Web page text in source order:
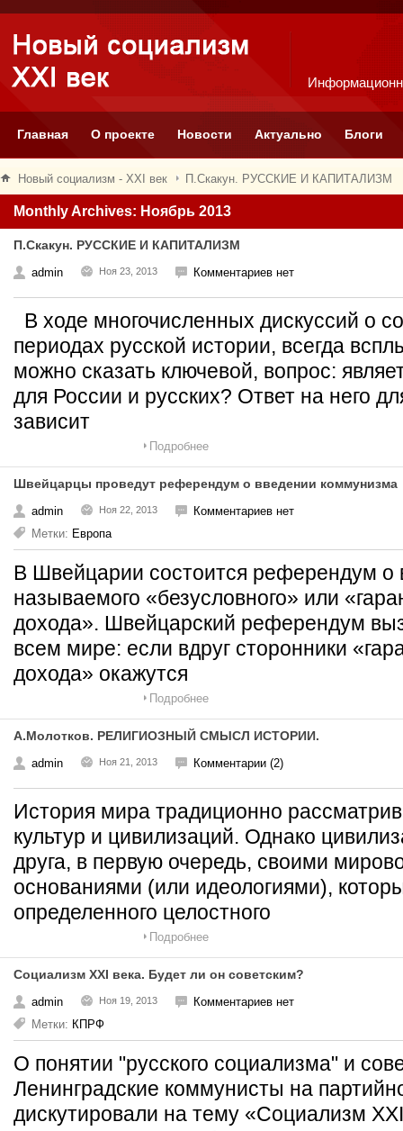
Главная О проекте Новости Актуально Блоги
Новый социализм - XXI век П.Скакун. РУССКИЕ И КАПИТАЛИЗМ
Monthly Archives: Ноябрь 2013
П.Скакун. РУССКИЕ И КАПИТАЛИЗМ
admin Ноя 23, 2013 Комментариев нет
В ходе многочисленных дискуссий о
периодах русской истории, всегда
можно сказать ключевой, вопрос:
для России и русских? Ответ на него
зависит
Подробнее
Швейцарцы проведут референдум о введении коммунизма
admin Ноя 22, 2013
Комментариев нет
Метки: Европа
В Швейцарии состоится референдум о
называемого «безусловного» или
дохода». Швейцарский референдум
всем мире: если вдруг сторонники
дохода» окажутся
Подробнее
А.Молотков. РЕЛИГИОЗНЫЙ СМЫСЛ ИСТОРИИ.
admin Ноя 21, 2013 Комментарии (2)
История мира традиционно
культур и цивилизаций. Однако
друга, в первую очередь, своими
основаниями (или идеологиями),
определенного целостного
Подробнее
Социализм XXI века. Будет ли он советским?
admin Ноя 19, 2013
Комментариев нет
Метки: КПРФ
О понятии "русского социализма" и
Ленинградские коммунисты на
дискутировали на тему «Социализм